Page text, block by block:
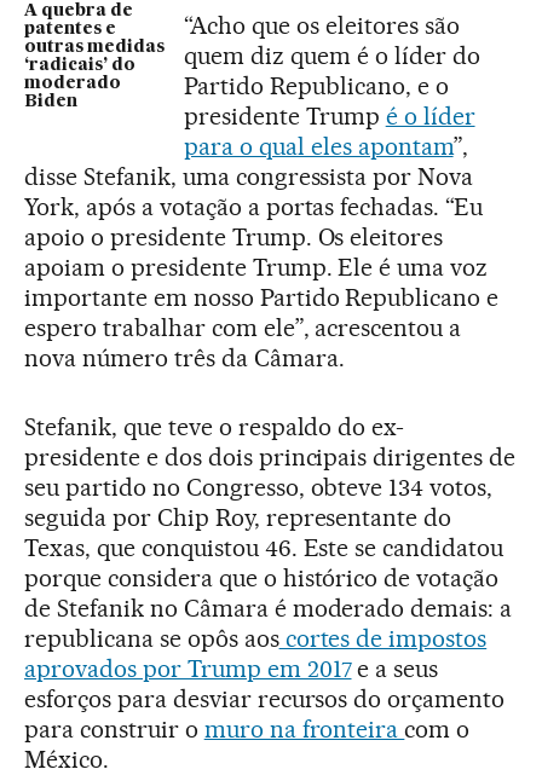
A quebra de
patentes e
outras medidas
‘radicais’ do
moderado
Biden
“Acho que os eleitores são
quem diz quem é o líder do
Partido Republicano, e o
presidente Trump é o líder
para o qual eles apontam”,
disse Stefanik, uma congressista por Nova
York, após a votação a portas fechadas. “Eu
apoio o presidente Trump. Os eleitores
apoiam o presidente Trump. Ele é uma voz
importante em nosso Partido Republicano e
espero trabalhar com ele”, acrescentou a
nova número três da Câmara.
Stefanik, que teve o respaldo do ex-
presidente e dos dois principais dirigentes de
seu partido no Congresso, obteve 134 votos,
seguida por Chip Roy, representante do
Texas, que conquistou 46. Este se candidatou
porque considera que o histórico de votação
de Stefanik no Câmara é moderado demais: a
republicana se opôs aoscortes de impostos
aprovados por Trump em 2017e a seus
esforços para desviar recursos do orçamento
para construir o muro na fronteiracom o
México.